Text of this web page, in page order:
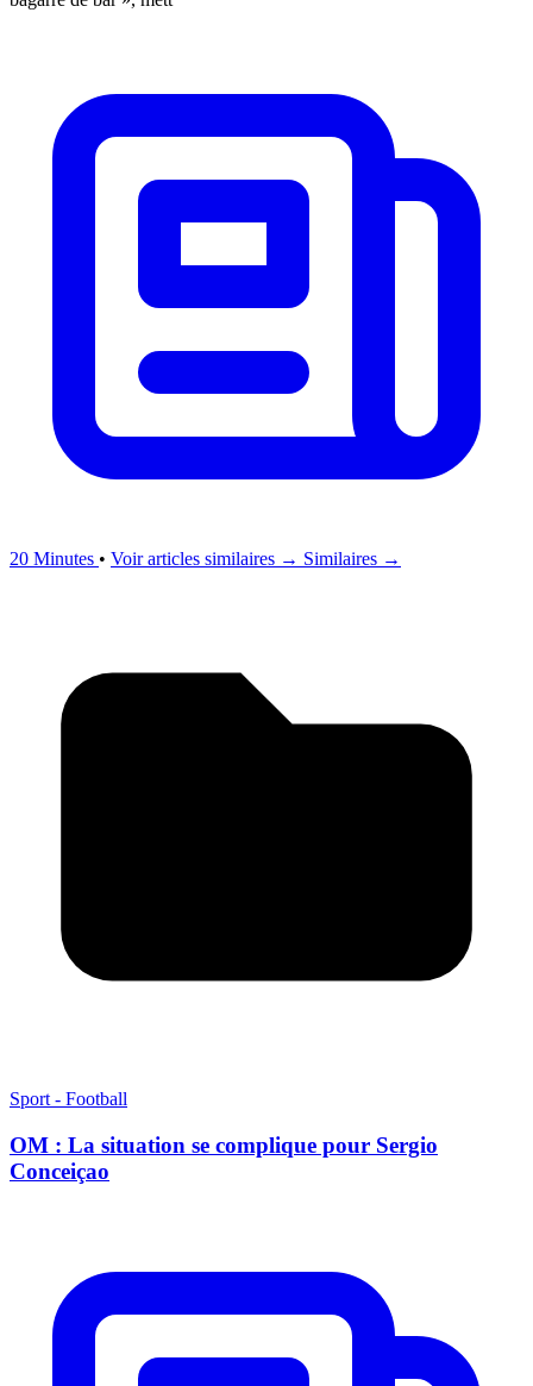
20 Minutes • Voir articles similaires → Similaires →
Sport - Football
OM : La situation se complique pour Sergio
Conceiçao